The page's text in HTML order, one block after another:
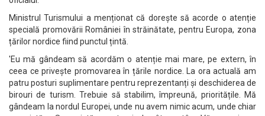
Ministrul Turismului a menționat că dorește să acorde o atenție
specială promovării României în străinătate, pentru Europa, zona
țărilor nordice fiind punctul țintă.
'Eu mă gândeam să acordăm o atenție mai mare, pe extern, în
ceea ce privește promovarea în țările nordice. La ora actuală am
patru posturi suplimentare pentru reprezentanți și deschiderea de
birouri de turism. Trebuie să stabilim, împreună, prioritățile. Mă
gândeam la nordul Europei, unde nu avem nimic acum, unde chiar